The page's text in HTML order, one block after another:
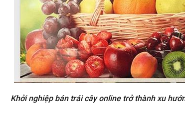
Khởi nghiệp bán trái cây online trở thành xu